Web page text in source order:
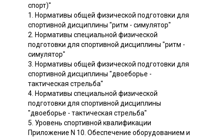
спорт)"
1. Нормативы общей физической подготовки для
спортивной дисциплины "ритм - симулятор"
2. Нормативы специальной физической
подготовки для спортивной дисциплины "ритм -
симулятор"
3. Нормативы общей физической подготовки для
спортивной дисциплины "двоеборье -
тактическая стрельба"
4. Нормативы специальной физической
подготовки для спортивной дисциплины
"двоеборье - тактическая стрельба"
5. Уровень спортивной квалификации
Приложение N 10. Обеспечение оборудованием и